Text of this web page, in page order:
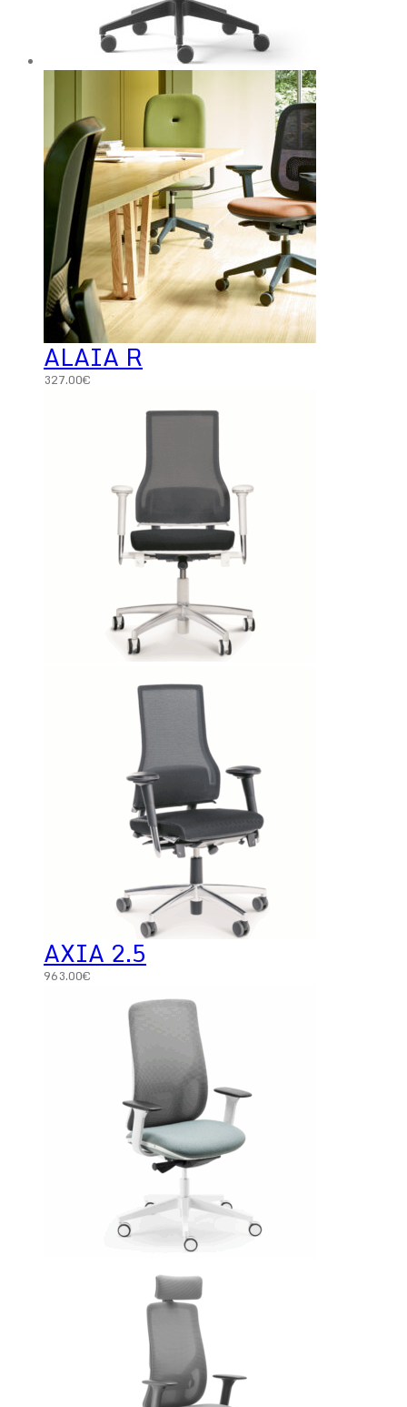
ALAIA R
327.00€
AXIA 2.5
963.00€